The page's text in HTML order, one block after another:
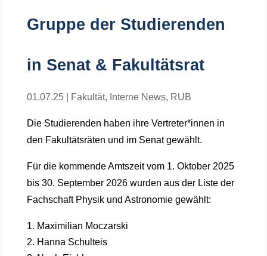
Gruppe der Studierenden
in Senat & Fakultätsrat
01.07.25| Fakultät, Interne News, RUB
Die Studierenden haben ihre Vertreter*innen in
den Fakultätsräten und im Senat gewählt.
Für die kommende Amtszeit vom 1. Oktober 2025
bis 30. September 2026 wurden aus der Liste der
Fachschaft Physik und Astronomie gewählt:
Maximilian Moczarski
Hanna Schulteis